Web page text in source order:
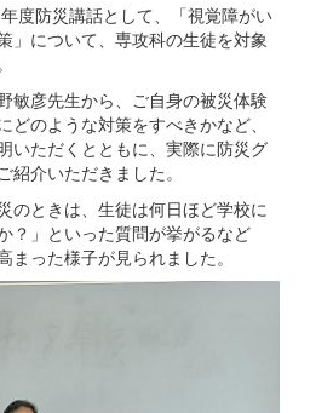
度防災講話として、「視覚障がい
」について、専攻科の生徒を対象
敏彦先生から、ご自身の被災体験
のような対策をすべきかなど、
いただくとともに、実際に防災グ
紹介いただきました。
のときは、生徒は何日ほど学校に
？」といった質問が挙がるなど
まった様子が見られました。